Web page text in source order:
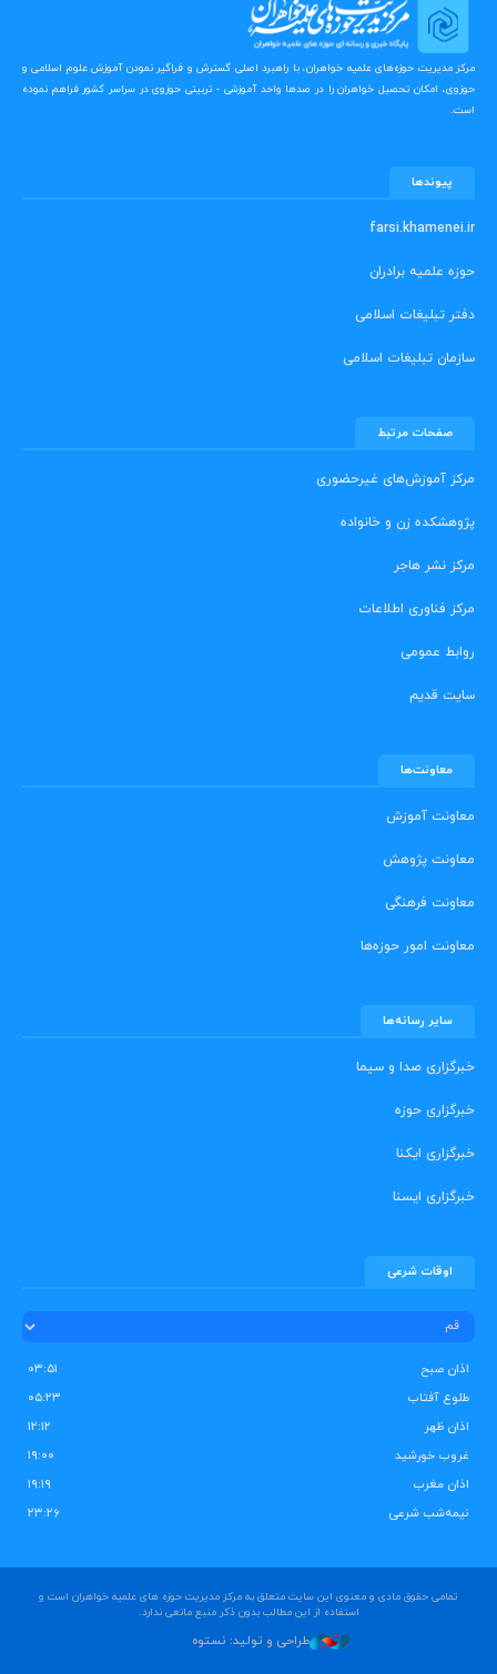
مرکز مدیریت حوزه‌های علمیه خواهران، با راهبرد اصلی گسترش و فراگیر نمودن آموزش علوم اسلامی و
حوزوی، امکان تحصیل خواهران را در صدها واحد آموزشی - تربیتی حوزوی در سراسر کشور فراهم نموده
است.
پیوندها
farsi.khamenei.ir
حوزه علمیه برادران
دفتر تبلیغات اسلامی
سازمان تبلیغات اسلامی
صفحات مرتبط
مرکز آموزش‌های غیرحضوری
پژوهشکده زن و خانواده
مرکز نشر هاجر
مرکز فناوری اطلاعات
روابط عمومی
سایت قدیم
معاونت‌ها
معاونت آموزش
معاونت پژوهش
معاونت فرهنگی
معاونت امور حوزه‌ها
سایر رسانه‌ها
خبرگزاری صدا و سیما
خبرگزاری حوزه
خبرگزاری ایکنا
خبرگزاری ایسنا
اوقات شرعی
اذان صبح
۰۳:۵۱
طلوع آفتاب
۰۵:۲۳
اذان ظهر
۱۲:۱۲
غروب خورشید
۱۹:۰۰
اذان مغرب
۱۹:۱۹
نیمه‌شب شرعی
۲۳:۲۶
تمامی حقوق مادی و معنوی این سایت متعلق به مرکز مدیریت حوزه های علمیه خواهران است و
استفاده از این مطالب بدون ذکر منبع مانعی ندارد.
طراحی و تولید: نستوه